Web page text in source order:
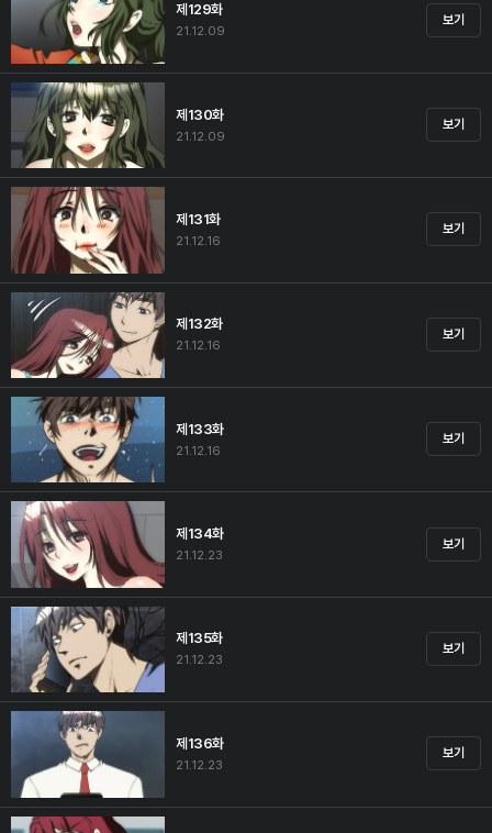
제129화
21.12.09
보기
제130화
21.12.09
보기
제131화
21.12.16
보기
제132화
21.12.16
보기
제133화
21.12.16
보기
제134화
21.12.23
보기
제135화
21.12.23
보기
제136화
21.12.23
보기